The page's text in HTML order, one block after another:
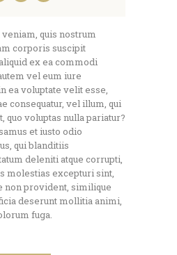
quis nostrum
corporis suscipit
ex ea commodi
vel eum iure
ea voluptate velit esse,
consequatur, vel illum, qui
quo voluptas nulla pariatur?
et iusto odio
qui blanditiis
deleniti atque corrupti,
molestias excepturi sint,
non provident, similique
deserunt mollitia animi,
fuga.